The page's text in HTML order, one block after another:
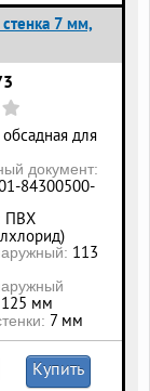
7 мм,
обсадная для
документ:
84300500-
ПВХ
113
125 мм
7 мм
Купить